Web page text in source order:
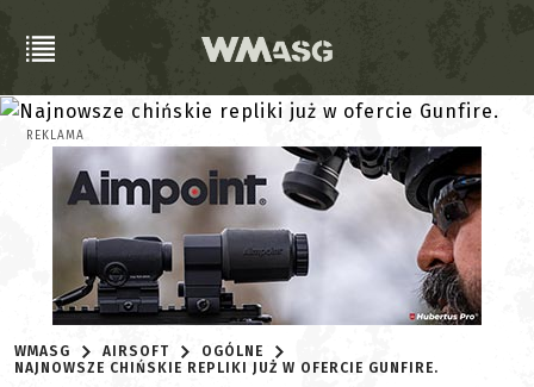
REKLAMA
WMASG AIRSOFT
OGÓLNE
NAJNOWSZE CHIŃSKIE REPLIKI JUŻ W OFERCIE GUNFIRE.